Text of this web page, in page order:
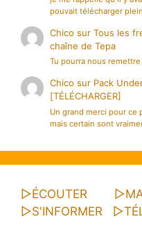
pouvait télécharger
Chico surTous les
chaîne de Tepa
Tu pourra nous
Chico sur Pack
[TÉLÉCHARGER]
Un grand merci pour ce
mais certain sont
▷ÉCOUTER ▷
▷S'INFORMER ▷